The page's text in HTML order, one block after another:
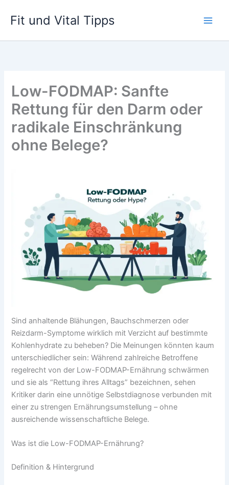
InhaltFit und Vital Tipps
Low-FODMAP: Sanfte
Rettung für den Darm oder
radikale Einschränkung
ohne Belege?
Sind anhaltende Blähungen, Bauchschmerzen oder
Reizdarm-Symptome wirklich mit Verzicht auf bestimmte
Kohlenhydrate zu beheben? Die Meinungen könnten kaum
unterschiedlicher sein: Während zahlreiche Betroffene
regelrecht von der Low-FODMAP-Ernährung schwärmen
und sie als “Rettung ihres Alltags” bezeichnen, sehen
Kritiker darin eine unnötige Selbstdiagnose verbunden mit
einer zu strengen Ernährungsumstellung – ohne
ausreichende wissenschaftliche Belege.
Was ist die Low-FODMAP-Ernährung?
Definition & Hintergrund